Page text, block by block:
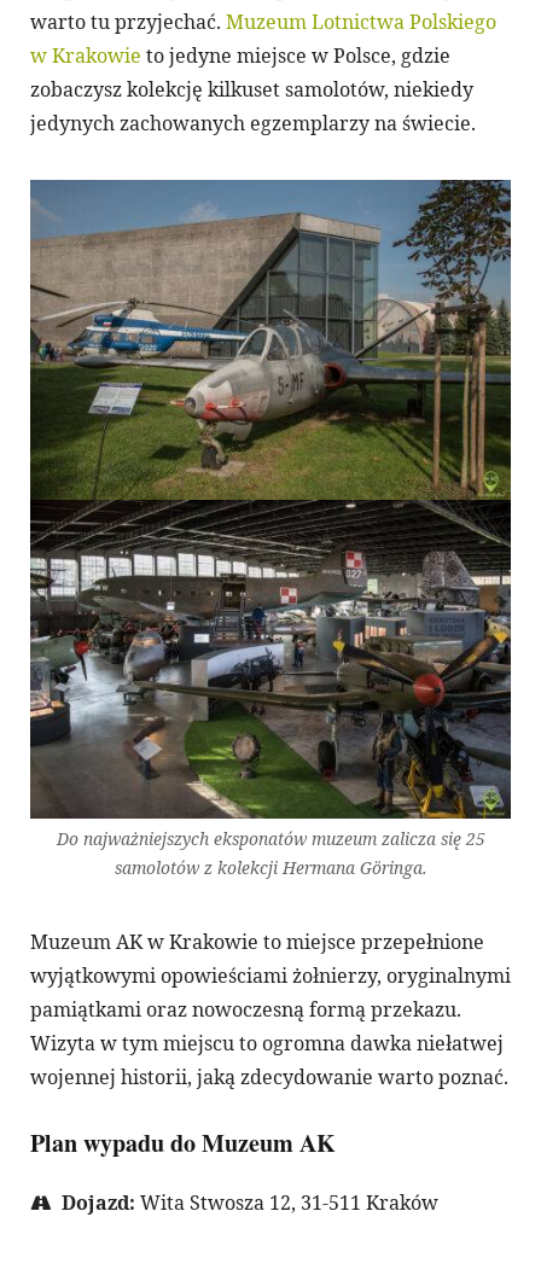
warto tu przyjechać. Muzeum Lotnictwa Polskiego
w Krakowie to jedyne miejsce w Polsce, gdzie
zobaczysz kolekcję kilkuset samolotów, niekiedy
jedynych zachowanych egzemplarzy na świecie.
Do najważniejszych eksponatów muzeum zalicza się 25
samolotów z kolekcji Hermana Göringa.
Muzeum AK w Krakowie to miejsce przepełnione
wyjątkowymi opowieściami żołnierzy, oryginalnymi
pamiątkami oraz nowoczesną formą przekazu.
Wizyta w tym miejscu to ogromna dawka niełatwej
wojennej historii, jaką zdecydowanie warto poznać.
Plan wypadu do Muzeum AK
Dojazd: Wita Stwosza 12, 31-511 Kraków